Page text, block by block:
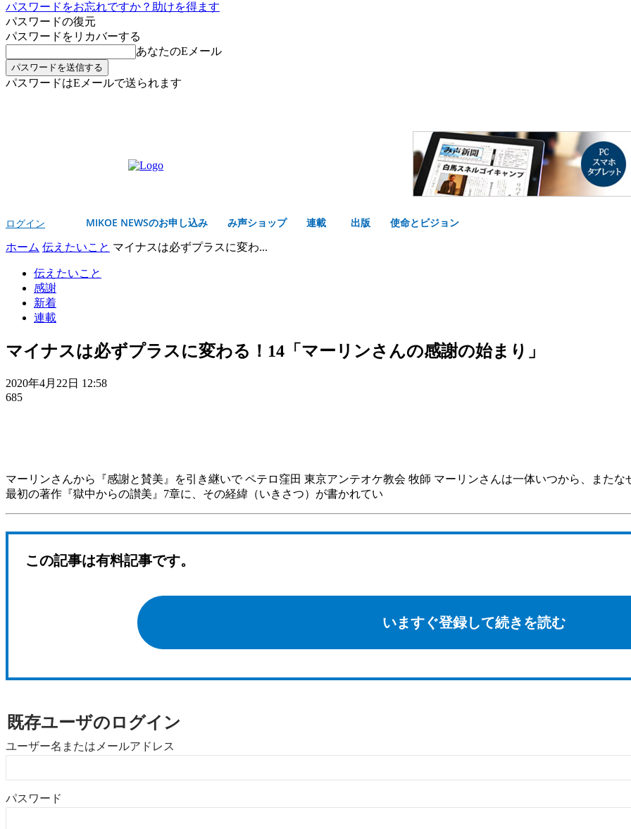
パスワードをお忘れですか？助けを得ます
パスワードの復元
パスワードをリカバーする
あなたのEメール
パスワードはEメールで送られます
ログイン MIKOE NEWSのお申し込み み声ショップ 連載 出版 使命とビジョン
ホーム 伝えたいこと マイナスは必ずプラスに変わ...
伝えたいこと
感謝
新着
連載
マイナスは必ずプラスに変わる！14「マーリンさんの感謝の始まり」
2020年4月22日 12:58
685
マーリンさんから『感謝と賛美』を引き継いで ペテロ窪田 東京アンテオケ教会 牧師 マーリンさんは一体いつから、ま
最初の著作『獄中からの讃美』7章に、その経緯（いきさつ）が書かれてい
この記事は有料記事です。
いますぐ登録して続きを読む
既存ユーザのログイン
ユーザー名またはメールアドレス
パスワード